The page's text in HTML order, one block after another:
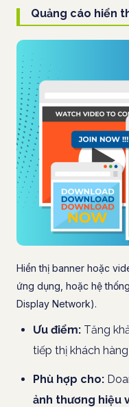
Quảng cáo hiển
Hiển thị banner hoặc
ứng dụng, hoặc hệ
Display Network).
Ưu điểm: Tăng
tiếp thị khách
Phù hợp cho:
ảnh thương hiệu